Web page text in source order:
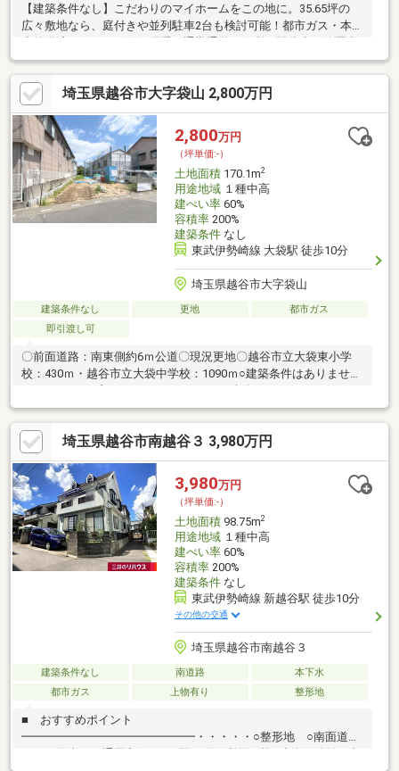
【建築条件なし】こだわりのマイホームをこの地に。35.65坪の
広々敷地なら、庭付きや並列駐車2台も検討可能！都市ガス・本下
水整備済みでコスト面も優秀。通勤通学に便利な駅徒歩10分圏内
で夢を叶えましょう。参考プランもご用意しており、家づくりの
イメージが膨らみます。■お問い合わせは0120-800-356まで！物
件の詳細はもちろん、◎物件購入にはどのくらいの費用がかかる
か、◎住宅ローンや金利について知りたい！などのご相談にも応
じます！お気軽にお問い合わせください！
埼玉県越谷市大字袋山 2,800万円
2,800万円
（坪単価:-）
土地面積170.1m2
用途地域１種中高
建ぺい率60%
容積率200%
建築条件なし
東武伊勢崎線 大袋駅 徒歩10分
埼玉県越谷市大字袋山
建築条件なし 更地
都市ガス
即引渡し可
〇前面道路：南東側約6ｍ公道〇現況更地〇越谷市立大袋東小学
校：430ｍ・越谷市立大袋中学校：1090ｍ○建築条件はありませ
埼玉県越谷市南越谷３ 3,980万円
3,980万円
（坪単価:-）
土地面積98.75m2
用途地域１種中高
建ぺい率60%
容積率200%
建築条件なし
東武伊勢崎線 新越谷駅 徒歩10分
その他の交通
埼玉県越谷市南越谷３
建築条件なし 南道路
本下水
都市ガス
上物有り 整形地
■ おすすめポイント
━━━━━━━━━━━━━━━・・・・・○整形地 ○南面道路